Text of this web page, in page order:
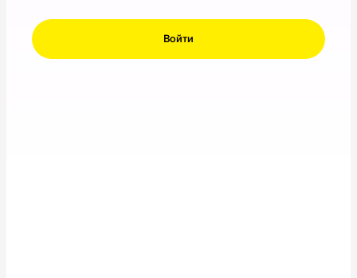
Войти